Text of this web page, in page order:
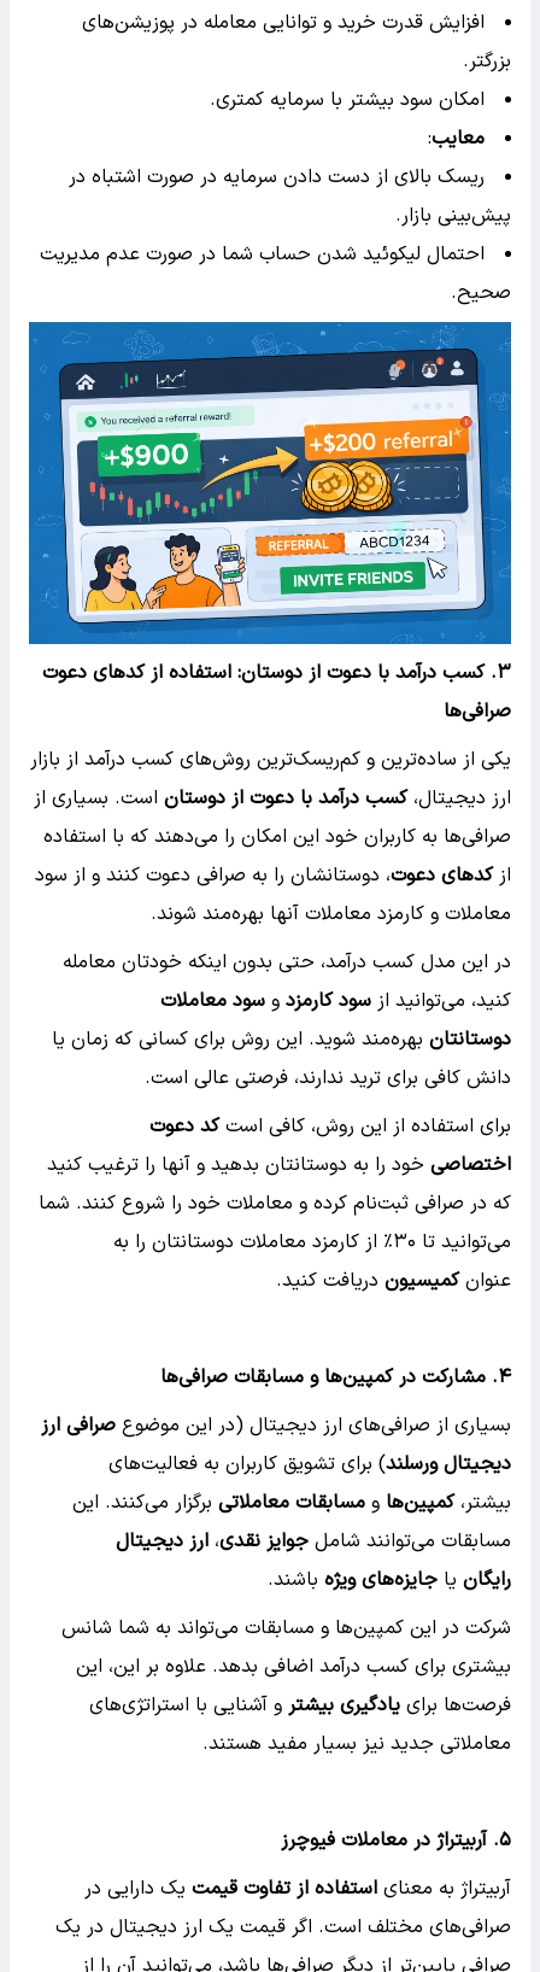
افزایش قدرت خرید و توانایی معامله در پوزیشن‌های
بزرگتر.
امکان سود بیشتر با سرمایه کمتری.
معایب:
ریسک بالای از دست دادن سرمایه در صورت اشتباه در
پیش‌بینی بازار.
احتمال لیکوئید شدن حساب شما در صورت عدم مدیریت
صحیح.
۳. کسب درآمد با دعوت از دوستان: استفاده از کدهای دعوت
صرافی‌ها
یکی از ساده‌ترین و کم‌ریسک‌ترین روش‌های کسب درآمد از بازار
ارز دیجیتال،کسب درآمد با دعوت از دوستان است. بسیاری از
صرافی‌ها به کاربران خود این امکان را می‌دهند که با استفاده
ازکدهای دعوت، دوستانشان را به صرافی دعوت کنند و از سود
معاملات و کارمزد معاملات آنها بهره‌مند شوند.
در این مدل کسب درآمد، حتی بدون اینکه خودتان معامله
کنید، می‌توانید از سود کارمزد و سود معاملات
دوستانتان بهره‌مند شوید. این روش برای کسانی که زمان یا
دانش کافی برای ترید ندارند، فرصتی عالی است.
برای استفاده از این روش، کافی استکد دعوت
اختصاصی خود را به دوستانتان بدهید و آنها را ترغیب کنید
که در صرافی ثبت‌نام کرده و معاملات خود را شروع کنند. شما
می‌توانید تا ۳۰٪ از کارمزد معاملات دوستانتان را به
عنوانکمیسیون دریافت کنید.
۴. مشارکت در کمپین‌ها و مسابقات صرافی‌ها
بسیاری از صرافی‌های ارز دیجیتال (در این موضوع صرافی ارز
دیجیتال ورسلند) برای تشویق کاربران به فعالیت‌های
بیشتر،کمپین‌ها و مسابقات معاملاتی برگزار می‌کنند. این
مسابقات می‌توانند شامل جوایز نقدی، ارز دیجیتال
رایگان یا جایزه‌های ویژه باشند.
شرکت در این کمپین‌ها و مسابقات می‌تواند به شما شانس
بیشتری برای کسب درآمد اضافی بدهد. علاوه بر این، این
فرصت‌ها برای یادگیری بیشتر و آشنایی با استراتژی‌های
معاملاتی جدید نیز بسیار مفید هستند.
۵. آربیتراژ در معاملات فیوچرز
آربیتراژ به معنای استفاده از تفاوت قیمت یک دارایی در
صرافی‌های مختلف است. اگر قیمت یک ارز دیجیتال در یک
صرافی پایین‌تر از دیگر صرافی‌ها باشد، می‌توانید آن را از